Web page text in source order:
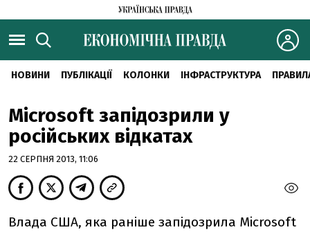
НОВИНИ ПУБЛІКАЦІЇ КОЛОНКИ ІНФРАСТРУКТУРА
Microsoft запідозрили у
російських відкатах
22 СЕРПНЯ 2013, 11:06
Влада США, яка раніше запідозрила Microsoft